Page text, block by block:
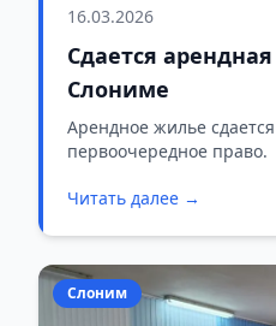
16.03.2026
Сдается
Слониме
Арендное жилье
первоочередное право.
Читать далее →
Слоним